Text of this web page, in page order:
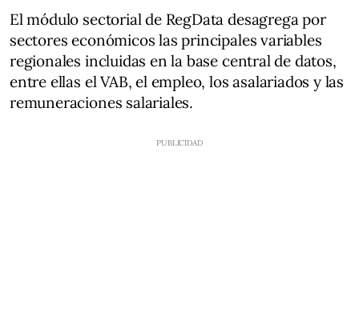
El módulo sectorial de RegData desagrega por
sectores económicos las principales variables
regionales incluidas en la base central de datos,
entre ellas el VAB, el empleo, los asalariados y las
remuneraciones salariales.